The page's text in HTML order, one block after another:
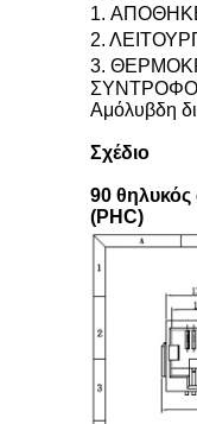
1.
2.
3.
Αμόλυβδη
Σχέδιο
90 θηλυκός
(PHC)